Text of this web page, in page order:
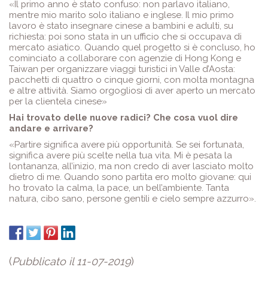
«Il primo anno è stato confuso: non parlavo italiano,
mentre mio marito solo italiano e inglese. Il mio primo
lavoro è stato insegnare cinese a bambini e adulti, su
richiesta: poi sono stata in un ufficio che si occupava di
mercato asiatico. Quando quel progetto si è concluso, ho
cominciato a collaborare con agenzie di Hong Kong e
Taiwan per organizzare viaggi turistici in Valle d’Aosta:
pacchetti di quattro o cinque giorni, con molta montagna
e altre attività. Siamo orgogliosi di aver aperto un mercato
per la clientela cinese»
Hai trovato delle nuove radici? Che cosa vuol dire
andare e arrivare?
«Partire significa avere più opportunità. Se sei fortunata,
significa avere più scelte nella tua vita. Mi è pesata la
lontananza, all’inizio, ma non credo di aver lasciato molto
dietro di me. Quando sono partita ero molto giovane: qui
ho trovato la calma, la pace, un bell’ambiente. Tanta
natura, cibo sano, persone gentili e cielo sempre azzurro».
(Pubblicato il 11-07-2019)